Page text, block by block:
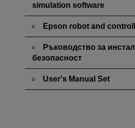
simulation software
Epson robot and
Ръководство за
безопасност
User's Manual Set